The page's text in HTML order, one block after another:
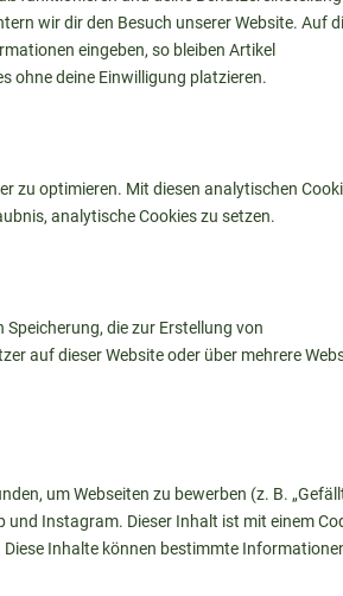
wir dir den Besuch unserer Website. Auf
eingeben, so bleiben Artikel
ohne deine Einwilligung platzieren.
zu optimieren. Mit diesen analytischen
analytische Cookies zu setzen.
die zur Erstellung von
auf dieser Website oder über mehrere
um Webseiten zu bewerben (z. B.
und Instagram. Dieser Inhalt ist mit einem
Inhalte können bestimmte